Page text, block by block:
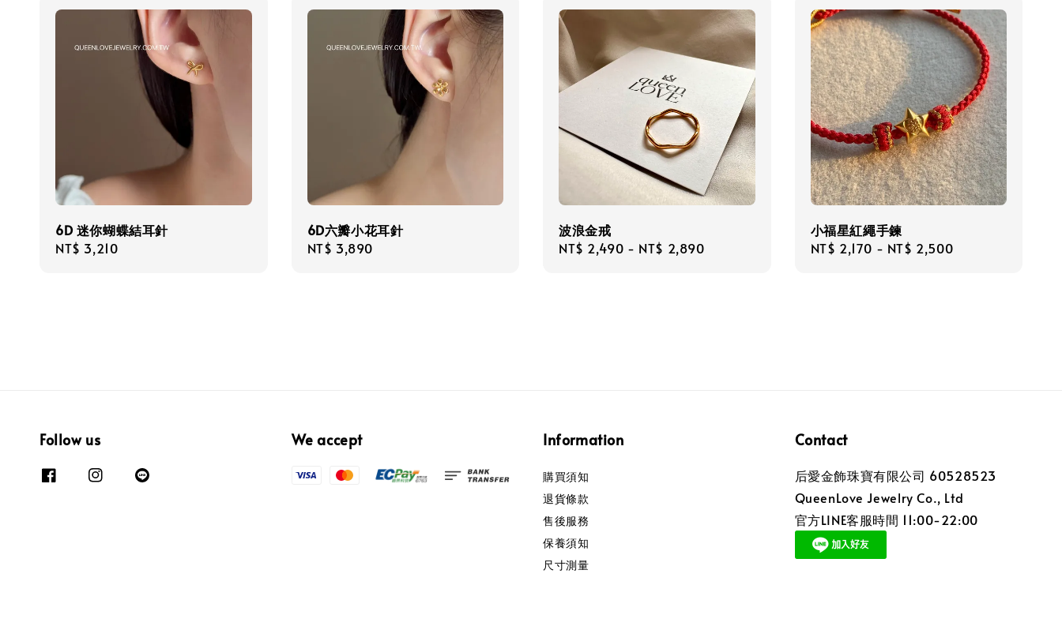
6D 迷你蝴蝶結耳針
Regular
NT$ 3,210
6D六瓣小花耳針
Regular
NT$ 3,890
波浪金戒
Regular
NT$ 2,490 - NT$ 2,890
小福星紅繩手鍊
Regular
NT$ 2,170 - NT$ 2,500
Follow us We accept Information
購買須知
退貨條款
售後服務
保養須知
尺寸測量
Contact
后愛金飾珠寶有限公司 60528523
QueenLove Jewelry Co., Ltd
官方LINE客服時間 11:00-22:00